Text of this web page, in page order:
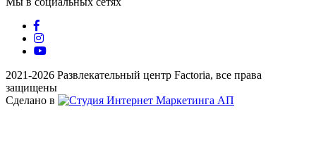
2021-2026 Развлекательный центр Factoria, все права
защищены
Сделано в